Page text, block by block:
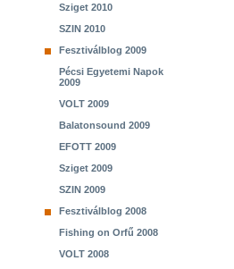
Sziget 2010
SZIN 2010
Fesztiválblog 2009
Pécsi Egyetemi Napok
2009
VOLT 2009
Balatonsound 2009
EFOTT 2009
Sziget 2009
SZIN 2009
Fesztiválblog 2008
Fishing on Orfű 2008
VOLT 2008